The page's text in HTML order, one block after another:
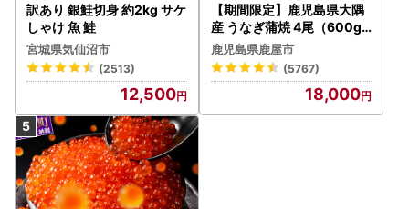
訳あり 銀鮭切身 約2kg サケ
しゃけ 魚 鮭
宮城県気仙沼市
(2513)
12,500
【期間限定】鹿児島県大隅
産 うなぎ蒲焼 4尾（600g
） KN007-004-04-cp18
うなぎ 鰻 魚 惣菜 総菜
鹿児島県鹿屋市
(5767)
18,000